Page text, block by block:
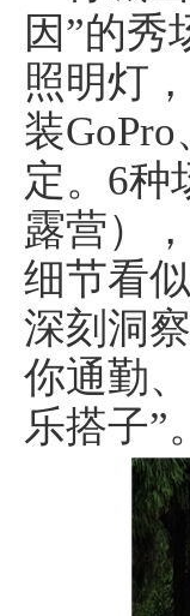
因”的秀
照明灯
装
定。6种
露营）
细节看
深刻洞
你通勤
乐搭子”。